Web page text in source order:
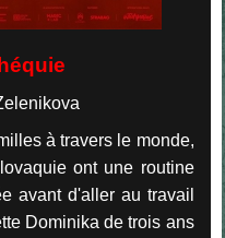
à travers le monde,
ont une routine
avant d'aller au travail
Dominika de trois ans